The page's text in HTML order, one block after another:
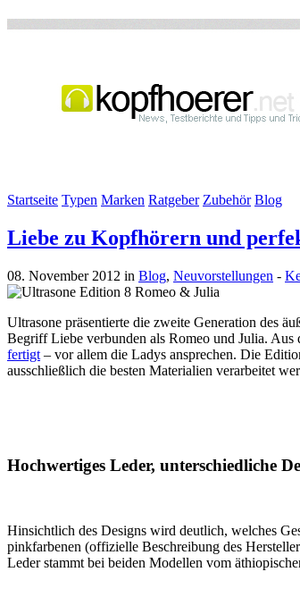
Startseite Typen Marken Ratgeber Zubehör Blog
Liebe zu Kopfhörern und
08. November 2012 in Blog, Neuvorstellungen -
Ultrasone präsentierte die zweite Generation des
Begriff Liebe verbunden als Romeo und Julia.
fertigt – vor allem die Ladys ansprechen. Die
ausschließlich die besten Materialien verarbeitet
Hochwertiges Leder, unterschiedliche
Hinsichtlich des Designs wird deutlich, welches
pinkfarbenen (offizielle Beschreibung des
Leder stammt bei beiden Modellen vom